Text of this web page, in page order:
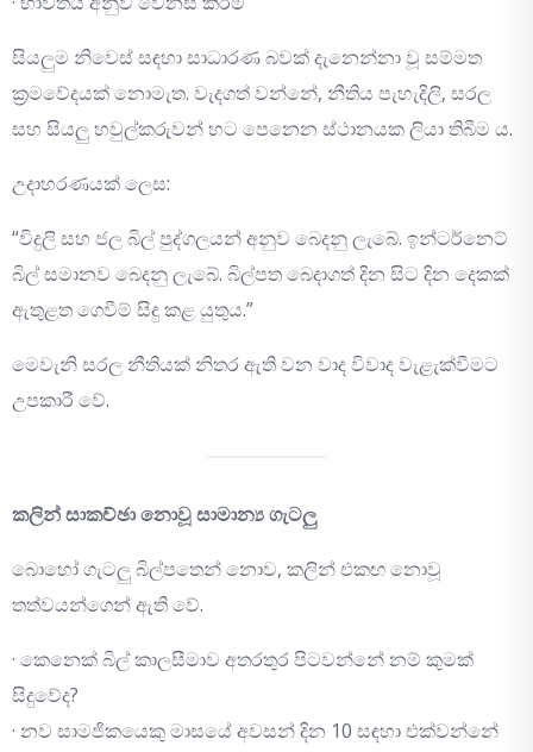
සියලුම නිවෙස් සඳහා සාධාරණ බවක් දැනෙන්නා වූ සම්මත
ක්‍රමවේදයක් නොමැත. වැදගත් වන්නේ, නීතිය පැහැදිලි, සරල
සහ සියලු හවුල්කරුවන් හට පෙනෙන ස්ථානයක ලියා තිබීම ය.
උදාහරණයක් ලෙස:
“විදුලි සහ ජල බිල් පුද්ගලයන් අනුව බෙදනු ලැබේ. ඉන්ටර්නෙට්
බිල් සමානව බෙදනු ලැබේ. බිල්පත බෙදාගත් දින සිට දින දෙකක්
ඇතුළත ගෙවීම් සිදු කළ යුතුය.”
මෙවැනි සරල නීතියක් නිතර ඇති වන වාද විවාද වැළැක්වීමට
උපකාරී වේ.
කලින් සාකච්ඡා නොවූ සාමාන්‍ය ගැටලු
බොහෝ ගැටලු බිල්පතෙන් නොව, කලින් එකඟ නොවූ
තත්වයන්ගෙන් ඇති වේ.
· කෙනෙක් බිල් කාලසීමාව අතරතුර පිටවන්නේ නම් කුමක්
සිදුවේද?
· නව සාමජිකයෙකු මාසයේ අවසන් දින 10 සඳහා එක්වන්නේ